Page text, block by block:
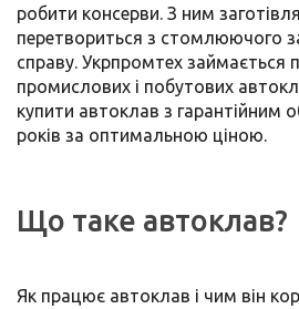
робити консерви. З ним
перетвориться з стомлюючого
справу. Укрпромтех займається
промислових і побутових
купити автоклав з гарантійним
років за оптимальною ціною.
Що таке автоклав?
Як працює автоклав і чим він